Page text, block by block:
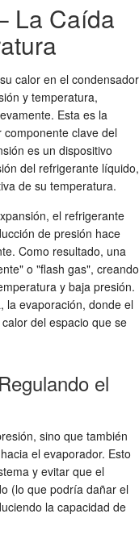
La Caída
calor en el condensador
y temperatura,
Esta es la
clave del
es un dispositivo
del refrigerante líquido,
de su temperatura.
el refrigerante
de presión hace
Como resultado, una
o "flash gas", creando
y baja presión.
la evaporación, donde el
del espacio que se
el
sino que también
el evaporador. Esto
y evitar que el
(lo que podría dañar el
la capacidad de